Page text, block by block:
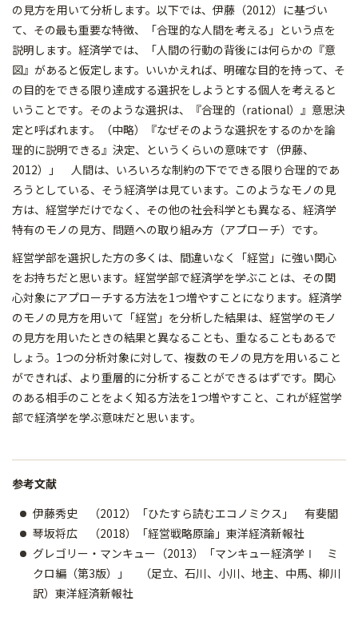
の見方を用いて分析します。以下では、伊藤（2012）に基づい
て、その最も重要な特徴、「合理的な人間を考える」という点を
説明します。経済学では、「人間の行動の背後には何らかの『意
図』があると仮定します。いいかえれば、明確な目的を持って、そ
の目的をできる限り達成する選択をしようとする個人を考えると
いうことです。そのような選択は、『合理的（rational）』意思決
定と呼ばれます。（中略）『なぜそのような選択をするのかを論
理的に説明できる』決定、というくらいの意味です（伊藤、
2012）」 人間は、いろいろな制約の下でできる限り合理的であ
ろうとしている、そう経済学は見ています。このようなモノの見
方は、経営学だけでなく、その他の社会科学とも異なる、経済学
特有のモノの見方、問題への取り組み方（アプローチ）です。
経営学部を選択した方の多くは、間違いなく「経営」に強い関心
をお持ちだと思います。経営学部で経済学を学ぶことは、その関
心対象にアプローチする方法を1つ増やすことになります。経済学
のモノの見方を用いて「経営」を分析した結果は、経営学のモノ
の見方を用いたときの結果と異なることも、重なることもあるで
しょう。1つの分析対象に対して、複数のモノの見方を用いること
ができれば、より重層的に分析することができるはずです。関心
のある相手のことをよく知る方法を1つ増やすこと、これが経営学
部で経済学を学ぶ意味だと思います。
参考文献
伊藤秀史 （2012）「ひたすら読むエコノミクス」 有斐閣
琴坂将広 （2018）「経営戦略原論」東洋経済新報社
グレゴリー・マンキュー（2013）「マンキュー経済学Ⅰ ミ
クロ編（第3版）」 （足立、石川、小川、地主、中馬、柳川
訳）東洋経済新報社